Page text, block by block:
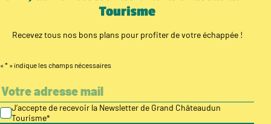
Tourisme
Recevez tous nos bons plans pour profiter de votre échappée !
« * » indique les champs nécessaires
J’accepte de recevoir la Newsletter de Grand Châteaudun
Tourisme*